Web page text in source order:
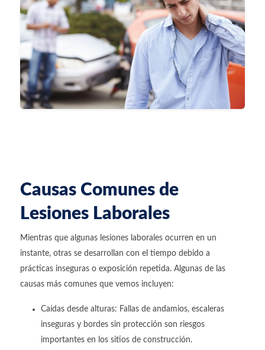
Causas Comunes de
Lesiones Laborales
Mientras que algunas lesiones laborales ocurren en un
instante, otras se desarrollan con el tiempo debido a
prácticas inseguras o exposición repetida. Algunas de las
causas más comunes que vemos incluyen:
Caídas desde alturas: Fallas de andamios, escaleras
inseguras y bordes sin protección son riesgos
importantes en los sitios de construcción.